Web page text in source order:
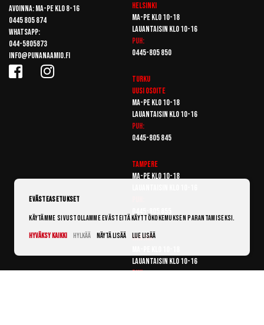
Avoinna: Ma-pe klo 8-16
0445 805 874
Whatsapp:
044-5805873
info@punanaamio.fi
Helsinki
Ma-pe klo 10-18
Lauantaisin klo 10-16
Puh:
0445-805 850
Turku
Uusi osoite
Ma-pe klo 10-18
Lauantaisin klo 10-16
Puh:
0445-805 845
Tampere
Ma-pe klo 10-18
Vantaa
Lauantaisin klo 10-16
Puh:
Evästeasetukset
Käytämme sivustollamme evästeitä käyttökokemuksen parantamiseksi.
Hyväksy kaikki
Hylkää Näytä lisää Lue lisää